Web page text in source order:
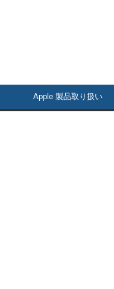
Apple 製品取り扱い